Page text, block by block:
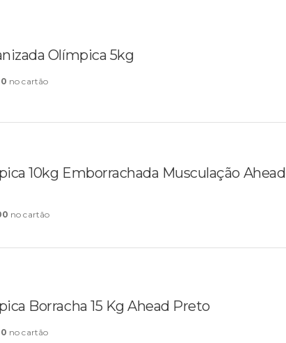
Olímpica 5kg
no cartão
10kg Emborrachada Musculação Ahead
no cartão
Borracha 15 Kg Ahead Preto
no cartão